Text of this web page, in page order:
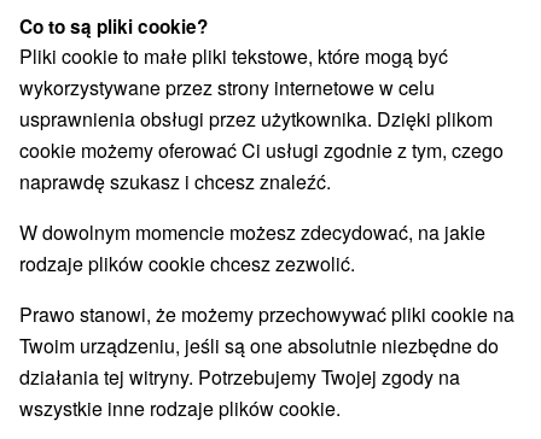
Zamki, pałace, ruiny (16)
Skanseny(3) Teatry(3) Chaty górskie(2) Zamki
Areny laserowe i paintball(2) Rafting, rafting, rafting
Obiekty architektoniczne(2)
Parki miejskie i zamkowe (1) Źródła(6)
Pola golfowe(4) Tory gokartowe(2)
Túry a turistické chodníky
Kolejki linowe(1) Atrakcje z adrenaliną(6)
Atrakcje turystyczne(16) Muzea i galerie
Ogrody botaniczne (1) Escaperoom(3)
Jeziora, jeziora, zbiorniki wodne(6)
Atrakcje dla dzieci(31) Zabytki techniki(3) Pomniki
Wodospady(2) Aquaparki, baseny(12)
Co to są pliki cookie?
Pliki cookie to małe pliki tekstowe, które mogą być
wykorzystywane przez strony internetowe w celu
usprawnienia obsługi przez użytkownika. Dzięki plikom
cookie możemy oferować Ci usługi zgodnie z tym, czego
naprawdę szukasz i chcesz znaleźć.
W dowolnym momencie możesz zdecydować, na jakie
rodzaje plików cookie chcesz zezwolić.
Prawo stanowi, że możemy przechowywać pliki cookie na
Twoim urządzeniu, jeśli są one absolutnie niezbędne do
działania tej witryny. Potrzebujemy Twojej zgody na
wszystkie inne rodzaje plików cookie.